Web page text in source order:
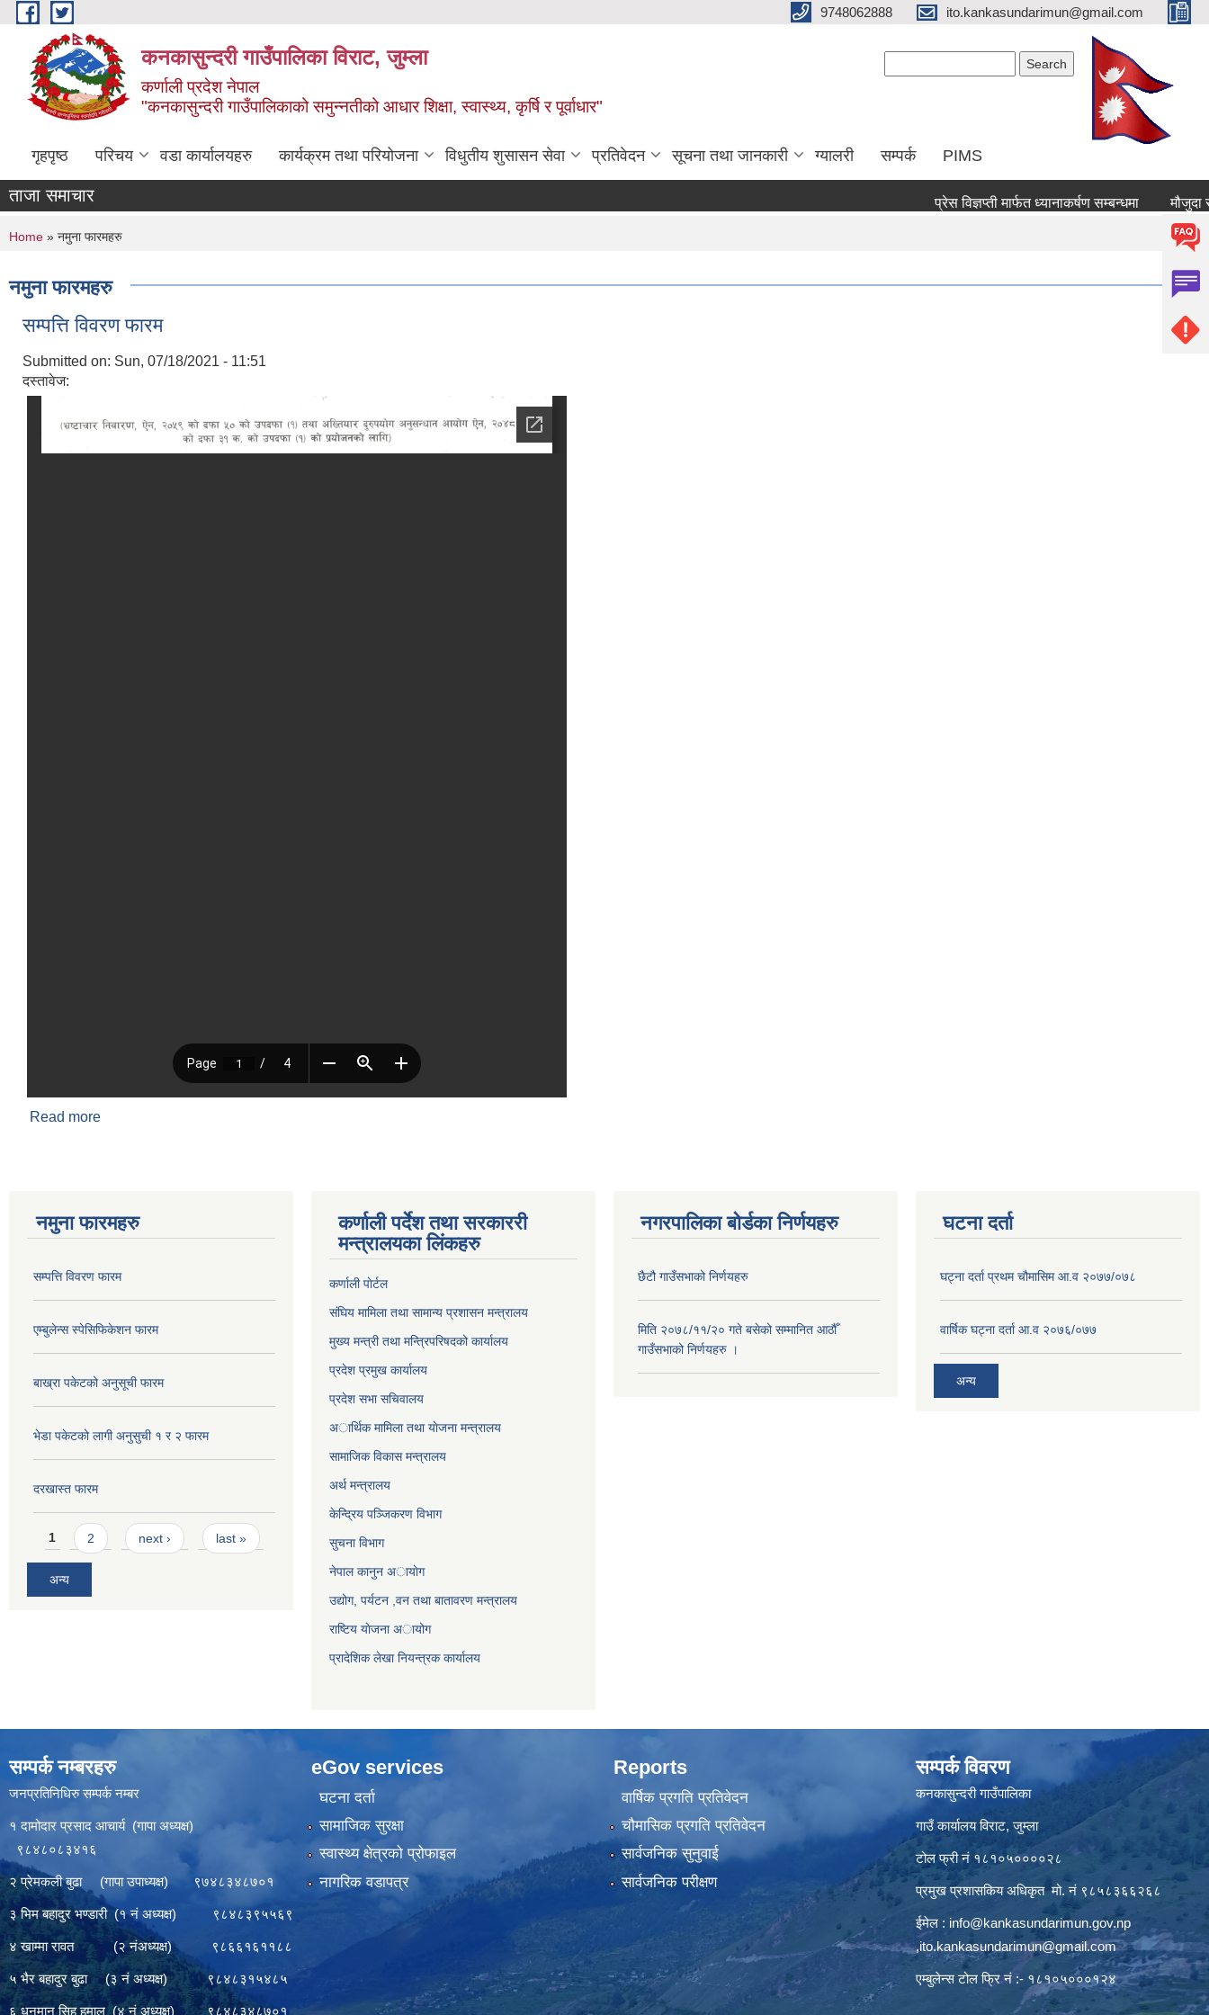
Skip to main content 9748062888 ito.kankasundarimun@gmail.com
कनकासुन्दरी गाउँपालिका विराट, जुम्ला
कर्णाली प्रदेश नेपाल
"कनकासुन्दरी गाउँपालिकाको समुन्नतीको आधार शिक्षा, स्वास्थ्य, कृर्षि र पूर्वाधार"
गृहपृष्ठ परिचय वडा कार्यालयहरु कार्यक्रम तथा परियोजना विधुतीय शुसासन सेवा प्रतिवेदन सूचना तथा जानकारी ग्यालरी सम्पर्क PIMS
ताजा समाचार प्रेस विज्ञप्ती मार्फत ध्यानाकर्षण सम्बन्धमा मौजुदा सुचिमा
You are here
Home » नमुना फारमहरु
नमुना फारमहरु
सम्पत्ति विवरण फारम
Submitted on: Sun, 07/18/2021 - 11:51
दस्तावेज:
Read more
नमुना फारमहरु
सम्पत्ति विवरण फारम
एम्बुलेन्स स्पेसिफिकेशन फारम
बाख्रा पकेटको अनुसूची फारम
भेडा पकेटको लागी अनुसुची १ र २ फारम
दरखास्त फारम
Pages
1 2 next › last »
अन्य
कर्णाली पर्देश तथा सरकाररी
मन्त्रालयका लिंकहरु
कर्णाली पाेर्टल
संघिय मामिला तथा सामान्य प्रशासन मन्त्रालय
मुख्य मन्त्री तथा मन्त्रिपरिषदको कार्यालय
प्रदेश प्रमुख कार्यालय
प्रदेश सभा सचिवालय
अार्थिक मामिला तथा याेजना मन्त्रालय
सामाजिक विकास मन्त्रालय
अर्थ मन्त्रालय
केन्द्रिय पञ्जिकरण विभाग
सुचना विभाग
नेपाल कानुन अायाेग
उद्योग, पर्यटन ,वन तथा बातावरण मन्त्रालय
राष्टिय याेजना अायोग
प्रादेशिक लेखा नियन्त्रक कार्यालय
नगरपालिका बोर्डका निर्णयहरु
छैटौ गाउँसभाको निर्णयहरु
मिति २०७८/११/२० गते बसेको सम्मानित आठौँ
गाउँसभाको निर्णयहरु ।
घटना दर्ता
घट्ना दर्ता प्रथम चौमासिम आ.व २०७७/०७८
वार्षिक घट्ना दर्ता आ.व २०७६/०७७
अन्य
सम्पर्क नम्बरहरु
जनप्रतिनिधिरु सम्पर्क नम्बर
१ दामोदार प्रसाद आचार्य (गापा अध्यक्ष)
९८४८०८३४१६
२ प्रेमकली बुढा (गापा उपाध्यक्ष) ९७४८३४८७०१
३ भिम बहादुर भण्डारी (१ नं अध्यक्ष) ९८४८३९५५६९
४ खाम्मा रावत (२ नंअध्यक्ष) ९८६६१६११८८
५ भैर बहादुर बुढा (३ नं अध्यक्ष) ९८४८३१५४८५
६ धनमान सिह हमाल (४ नं अध्यक्ष) ९८४८३४८७०१
eGov services
घटना दर्ता
सामाजिक सुरक्षा
स्वास्थ्य क्षेत्रको प्रोफाइल
नागरिक वडापत्र
Reports
वार्षिक प्रगति प्रतिवेदन
चौमासिक प्रगति प्रतिवेदन
सार्वजनिक सुनुवाई
सार्वजनिक परीक्षण
सम्पर्क विवरण
कनकासुन्दरी गाउँपालिका
गाउँ कार्यालय विराट, जुम्ला
टोल फ्री नं १८१०५००००२८
प्रमुख प्रशासकिय अधिकृत मो. नं ९८५८३६६२६८
ईमेल : info@kankasundarimun.gov.np
,ito.kankasundarimun@gmail.com
एम्बुलेन्स टोल फ्रि नं :- १८१०५०००१२४